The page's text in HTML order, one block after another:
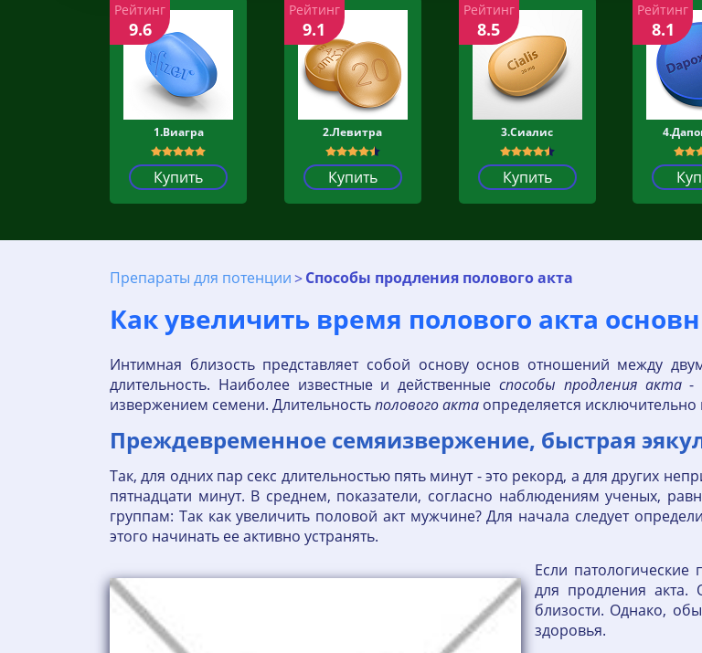
1.Виагра
Купить
Рейтинг
9.6
2.Левитра
Купить
Рейтинг
9.1
3.Сиалис
Купить
Рейтинг
8.5
Рейтинг
8.1
Препараты для потенции Способы продления полового акта
Как увеличить время полового акта
Интимная близость представляет собой основу основ отношений между
длительность. Наиболее известные и действенные способы продления акта-
извержением семени. Длительностьполовогоакта определяется
Преждевременное семяизвержение, быстрая
Так, для одних пар секс длительностью пять минут - это рекорд, а для других
пятнадцати минут. В среднем, показатели, согласно наблюдениям ученых,
группам: Так как увеличить половой акт мужчине? Для начала следует
этого начинать ее активно устранять.
Если патологические
для продления акта.
близости. Однако,
здоровья.